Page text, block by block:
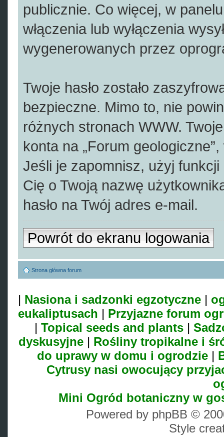
publicznie. Co więcej, w
włączenia lub wyłączenia
wygenerowanych przez
Twoje hasło zostało
bezpieczne. Mimo to, nie
różnych stronach WWW.
konta na „Forum
Jeśli je zapomnisz, użyj funkcji
Cię o Twoją nazwę
hasło na Twój adres e-mail.
Powrót do ekranu logowania
Strona główna forum
| Nasiona i sadzonki egzotyczne |
eukaliptusach | Przyjazne forum
| Topical seeds and plants |
dyskusyjne| Rośliny tropikalne i
do uprawy w domu i ogrodzie|
Cytrusy nasi owocujący
Mini Ogród botaniczny w
Powered by phpBB ©
Style